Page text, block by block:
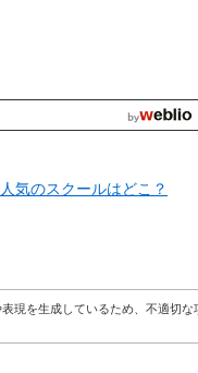
気のスクールはどこ？
現を生成しているため、不適切な